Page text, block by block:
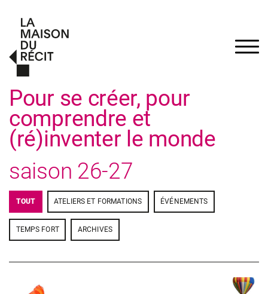
Pour se créer, pour
comprendre et
(ré)inventer le monde
saison 26-27
TOUT ATELIERS ET FORMATIONS ÉVÉNEMENTS
TEMPS FORT ARCHIVES